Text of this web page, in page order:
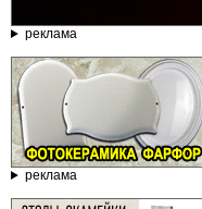
реклама
реклама